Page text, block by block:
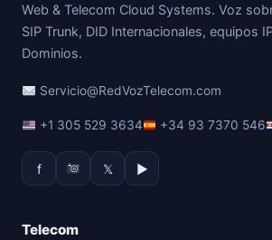
Web & Telecom Cloud Systems. Voz
SIP Trunk, DID Internacionales, equipos
Dominios.
Servicio@RedVozTelecom.com
+1 305 529 3634 +34 93 7370 546
f 𝕏 ▶
Telecom